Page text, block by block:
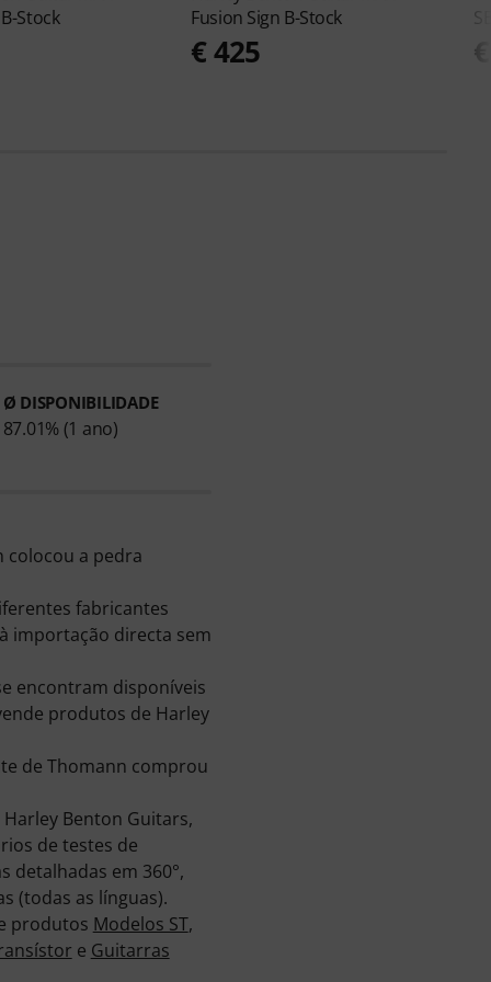
Stock
Fusion Sign B-Stock
€ 425
Ø DISPONIBILIDADE
87.01% (1 ano)
colocou a pedra
fabricantes
importação directa sem
encontram disponíveis
produtos de Harley
de Thomann comprou
Benton Guitars,
de testes de
detalhadas em 360°,
(todas as línguas).
produtos Modelos ST,
e Guitarras